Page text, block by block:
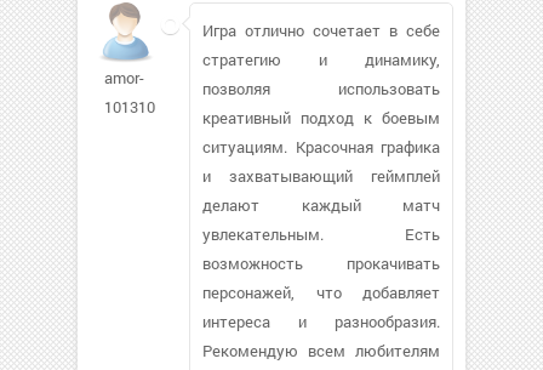
amor-
101310
Игра отлично сочетает в себе
стратегию и динамику,
позволяя использовать
креативный подход к боевым
ситуациям. Красочная графика
и захватывающий геймплей
делают каждый матч
увлекательным. Есть
возможность прокачивать
персонажей, что добавляет
интереса и разнообразия.
Рекомендую всем любителям